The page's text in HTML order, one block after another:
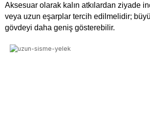
Aksesuar olarak kalın atkılardan ziyade
veya uzun eşarplar tercih edilmelidir;
gövdeyi daha geniş gösterebilir.